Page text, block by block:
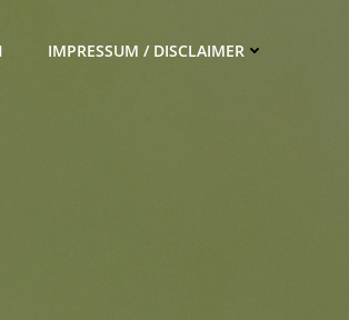
IMPRESSUM / DISCLAIMER